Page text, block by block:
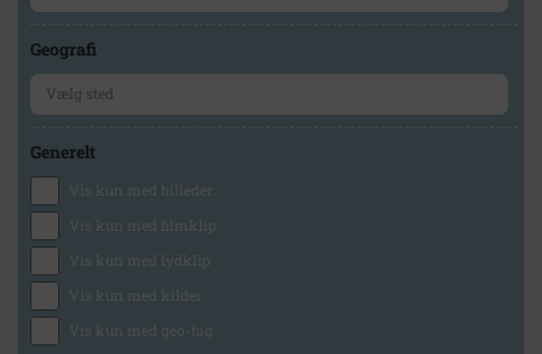
Geografi
Generelt
Vis kun med billeder
Vis kun med filmklip
Vis kun med lydklip
Vis kun med kilder
Vis kun med geo-tag